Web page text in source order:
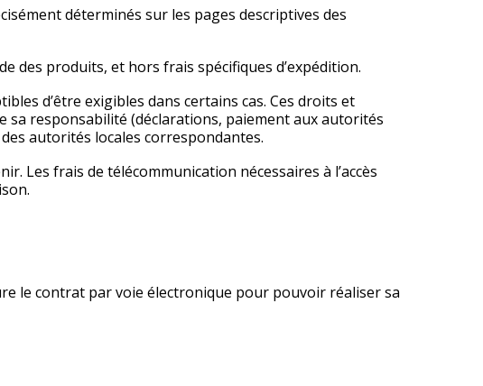
déterminés sur les pages descriptives des
des produits, et hors frais spécifiques d’expédition.
d’être exigibles dans certains cas. Ces droits et
sa responsabilité (déclarations, paiement aux autorités
autorités locales correspondantes.
Les frais de télécommunication nécessaires à l’accès
le contrat par voie électronique pour pouvoir réaliser sa